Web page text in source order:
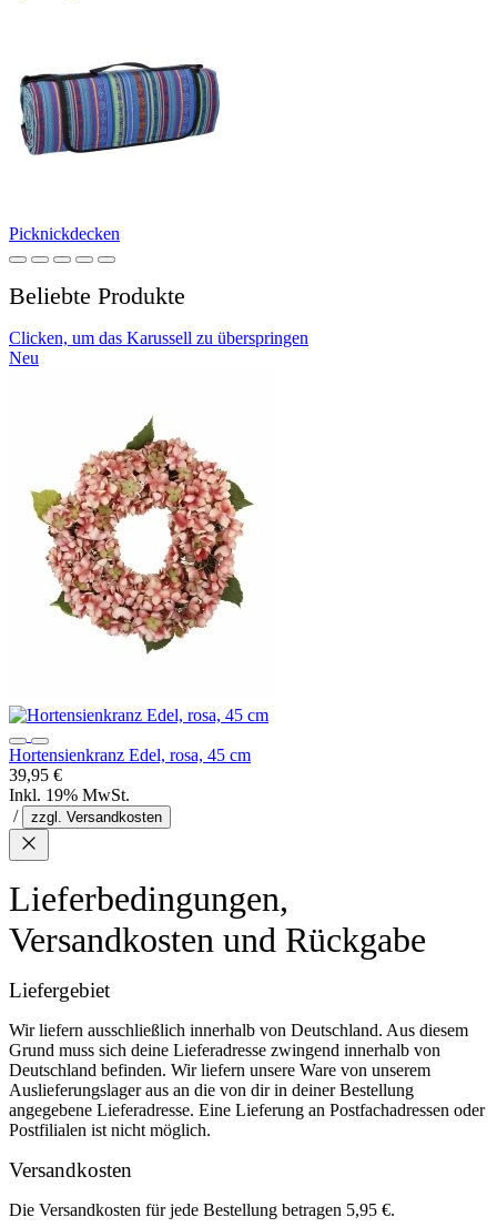
Picknickdecken
Beliebte Produkte
Clicken, um das Karussell zu überspringen
Neu
Hortensienkranz Edel, rosa, 45 cm
39,95 €
Inkl. 19% MwSt.
/
zzgl. Versandkosten
Lieferbedingungen,
Versandkosten und Rückgabe
Liefergebiet
Wir liefern ausschließlich innerhalb von Deutschland. Aus diesem
Grund muss sich deine Lieferadresse zwingend innerhalb von
Deutschland befinden. Wir liefern unsere Ware von unserem
Auslieferungslager aus an die von dir in deiner Bestellung
angegebene Lieferadresse. Eine Lieferung an Postfachadressen oder
Postfilialen ist nicht möglich.
Versandkosten
Die Versandkosten für jede Bestellung betragen 5,95 €.